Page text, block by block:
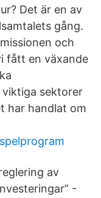
Det är en av
gång.
och
fått en växande
sektorer
har handlat om
av
-